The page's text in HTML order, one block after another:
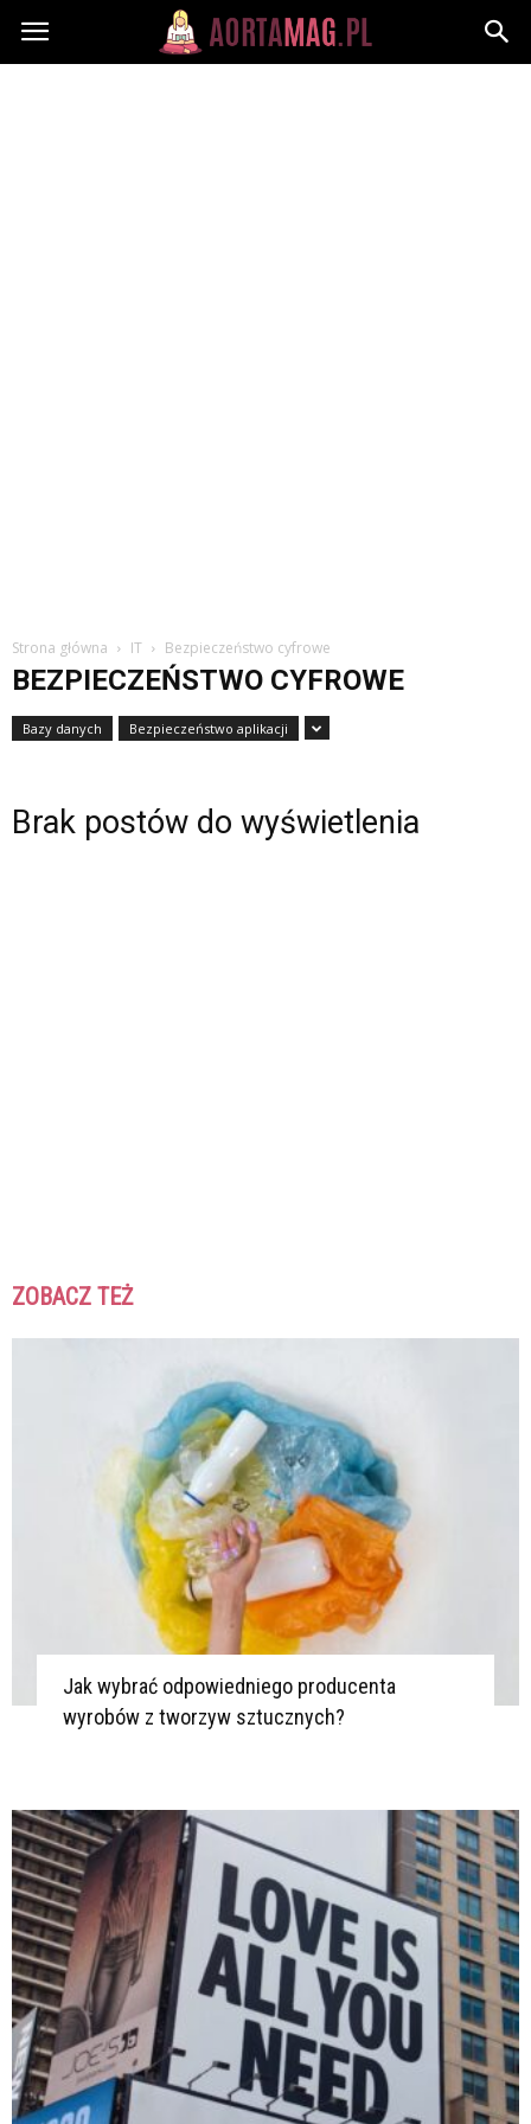
Aortamag.pl
Strona główna IT Bezpieczeństwo cyfrowe
BEZPIECZEŃSTWO CYFROWE
Bazy danych Bezpieczeństwo aplikacji
Brak postów do wyświetlenia
ZOBACZ TEŻ
Jak wybrać odpowiedniego producenta
wyrobów z tworzyw sztucznych?